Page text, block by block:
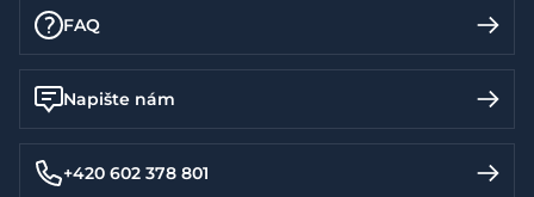
FAQ
Napište nám
+420 602 378 801